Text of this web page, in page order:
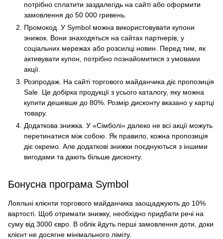
потрібно сплатити заздалегідь на сайті або оформити
замовлення до 50 000 гривень.
Промокод. У Symbol можна використовувати купони
знижок. Вони знаходяться на сайтах партнерів, у
соціальних мережах або розсилці новин. Перед тим, як
активувати купон, потрібно познайомитися з умовами
акції.
Розпродаж. На сайті торгового майданчика діє пропозиція
Sale. Це добірка продукції з усього каталогу, яку можна
купити дешевше до 80%. Розмір дисконту вказано у картці
товару.
Додаткова знижка. У «Сімболі» далеко не всі акції можуть
перетинатися між собою. Як правило, кожна пропозиція
діє окремо. Але додаткові знижки поєднуються з іншими
вигодами та дають більше дисконту.
Бонусна програма Symbol
Лояльні клієнти торгового майданчика заощаджують до 10%
вартості. Щоб отримати знижку, необхідно придбати речі на
суму від 3000 євро. В облік йдуть перші замовлення доти, доки
клієнт не досягне мінімального ліміту.